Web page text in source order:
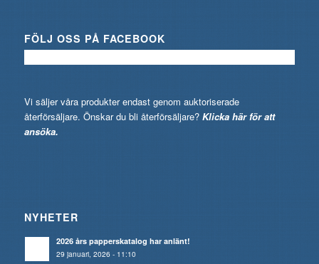
FÖLJ OSS PÅ FACEBOOK
Vi säljer våra produkter endast genom auktoriserade
återförsäljare. Önskar du bli återförsäljare? Klicka här för att
ansöka.
NYHETER
2026 års papperskatalog har anlänt!
29 januari, 2026 - 11:10